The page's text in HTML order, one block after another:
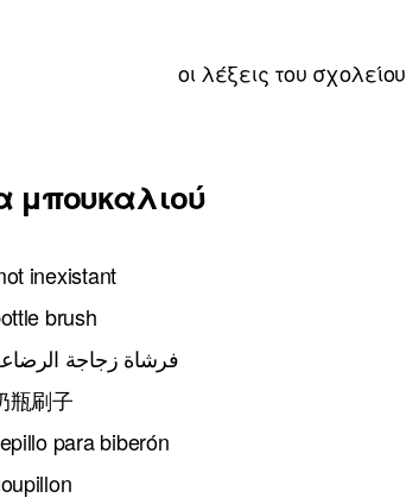
οι λέξεις του σχολείου
μπουκαλιού
inexistant
brush
فرشاة زجاجة
瓶刷子
para biberón